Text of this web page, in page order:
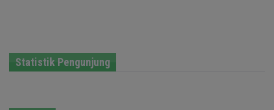
Statistik Pengunjung